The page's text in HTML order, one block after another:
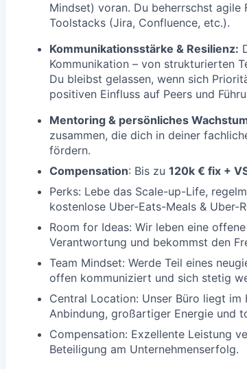
Mindset) voran. Du beherrschst
Toolstacks (Jira, Confluence, etc.).
Kommunikationsstärke & Resilienz:
Kommunikation – von strukturierten
Du bleibst gelassen, wenn sich
positiven Einfluss auf Peers und
Mentoring & persönliches
zusammen, die dich in deiner
fördern.
Compensation: Bis zu 120k € fix +
Perks: Lebe das Scale-up-Life,
kostenlose Uber-Eats-Meals & Uber-
Room for Ideas: Wir leben eine
Verantwortung und bekommst den
Team Mindset: Werde Teil eines
offen kommuniziert und sich stetig
Central Location: Unser Büro liegt
Anbindung, großartiger Energie und
Compensation: Exzellente Leistung
Beteiligung am Unternehmenserfolg.